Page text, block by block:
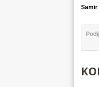
Samir